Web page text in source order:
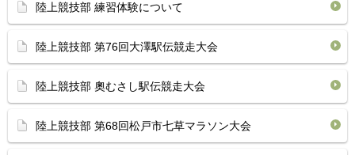
陸上競技部 練習体験について
陸上競技部 第76回大澤駅伝競走大会
陸上競技部 奧むさし駅伝競走大会
陸上競技部 第68回松戸市七草マラソン大会